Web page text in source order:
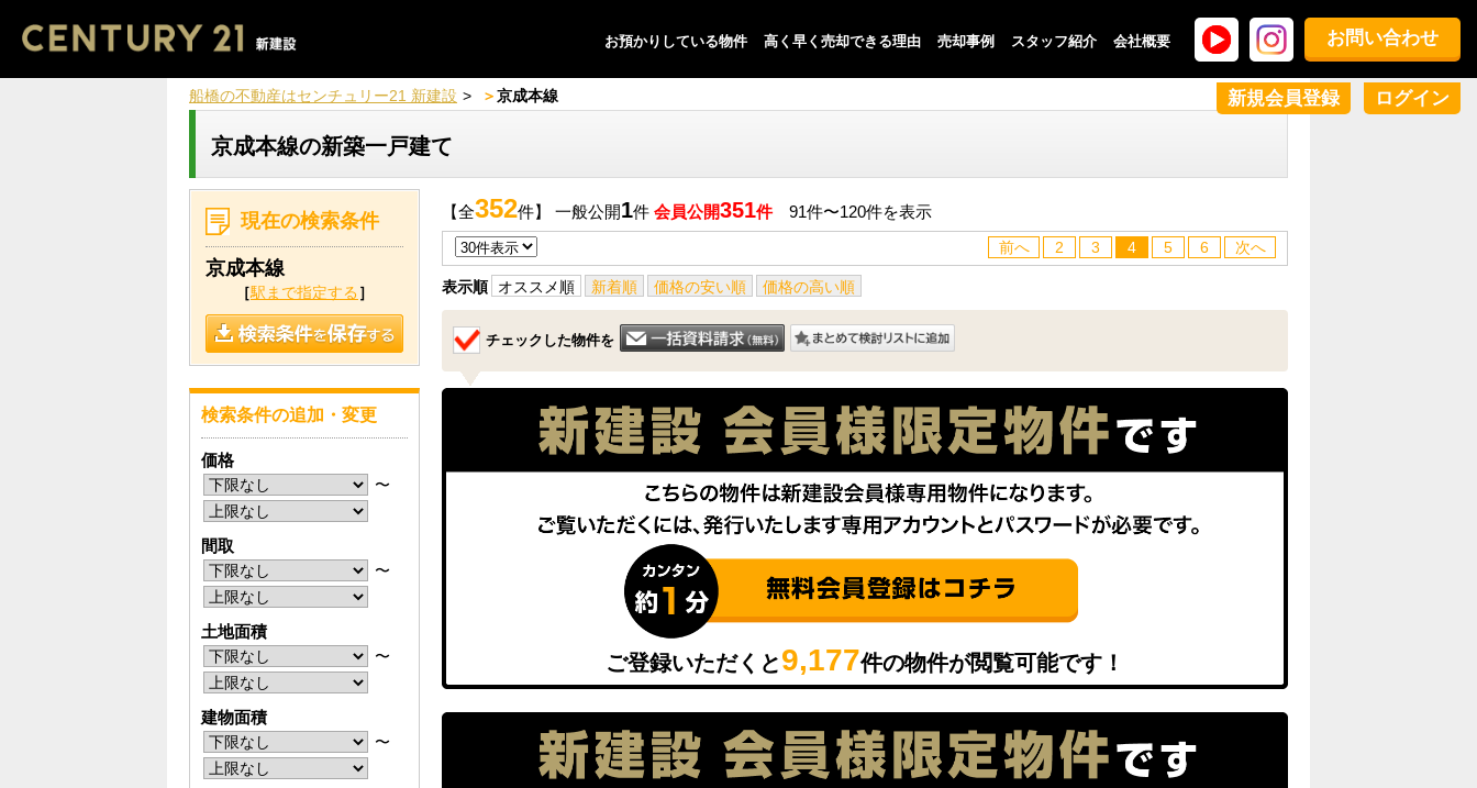
お預かりしている物件 高く早く売却できる理由 売却事例 スタッフ紹介 会社概要
新規会員登録 ログイン
お問い合わせ
船橋の不動産はセンチュリー21 新建設 京成本線
京成本線の新築一戸建て
【全352件】 一般公開1件 会員公開351件91件〜120件を表示
前へ 2 3 4 5 6 次へ
表示順 オススメ順 新着順 価格の安い順 価格の高い順
チェックした物件を
ご登録いただくと9,177件の物件が閲覧可能です！
現在の検索条件
京成本線
［駅まで指定する ］
検索条件の追加・変更
価格
〜
間取
〜
土地面積
〜
建物面積
〜